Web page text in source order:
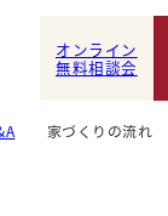
オンライン
無料相談会
家づくりの流れ